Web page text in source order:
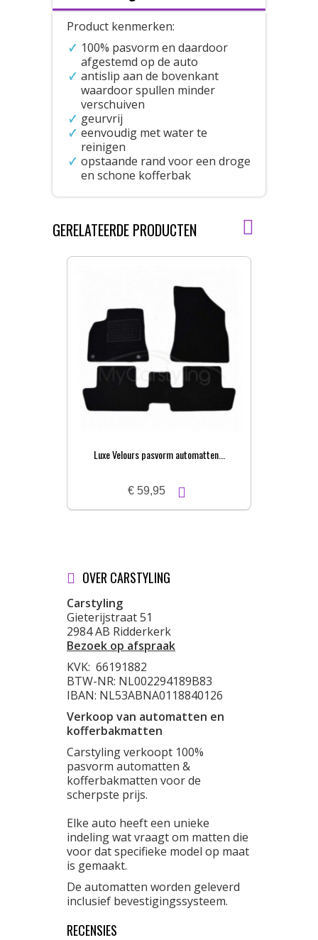
Product kenmerken:
100% pasvorm en daardoor
afgestemd op de auto
antislip aan de bovenkant
waardoor spullen minder
verschuiven
geurvrij
eenvoudig met water te
reinigen
opstaande rand voor een droge
en schone kofferbak
GERELATEERDE PRODUCTEN
Luxe Velours pasvorm automatten...
€ 59,95
OVER CARSTYLING
Carstyling
Gieterijstraat 51
2984 AB Ridderkerk
Bezoek op afspraak
KVK: 66191882
BTW-NR: NL002294189B83
IBAN: NL53ABNA0118840126
Verkoop van automatten en
kofferbakmatten
Carstyling verkoopt 100%
pasvorm automatten &
kofferbakmatten voor de
scherpste prijs.
Elke auto heeft een unieke
indeling wat vraagt om matten die
voor dat specifieke model op maat
is gemaakt.
De automatten worden geleverd
inclusief bevestigingssysteem.
RECENSIES